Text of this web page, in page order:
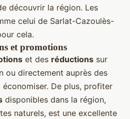
découvrir la région. Les
celui de Sarlat-Cazoulès-
cela.
et promotions
et des réductions sur
ou directement auprès des
De plus, profiter
disponibles dans la région,
naturels, est une excellente